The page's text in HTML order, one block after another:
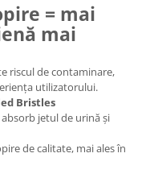
= mai
mai
riscul de contaminare,
utilizatorului.
Bristles
jetul de urină și
de calitate, mai ales în